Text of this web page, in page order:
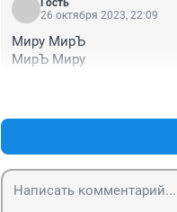
Гость
26 октября 2023, 22:09
Миру МирЪ
МирЪ Миру